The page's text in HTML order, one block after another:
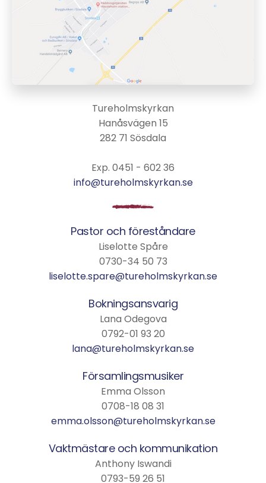
Tureholmskyrkan
Hanåsvägen 15
282 71 Sösdala
Exp. 0451 - 602 36
info@tureholmskyrkan.se
Pastor och föreståndare
Liselotte Spåre
0730-34 50 73
liselotte.spare@tureholmskyrkan.se
Bokningsansvarig
Lana Odegova
0792-01 93 20
lana@tureholmskyrkan.se
Församlingsmusiker
Emma Olsson
0708-18 08 31
emma.olsson@tureholmskyrkan.se
Vaktmästare och kommunikation
Anthony Iswandi
0793-59 26 51